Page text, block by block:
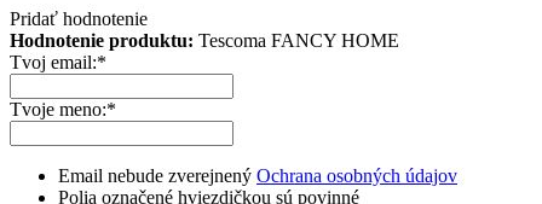
Pridať hodnotenie
Hodnotenie produktu: Tescoma FANCY HOME
Tvoj email:*
Tvoje meno:*
Email nebude zverejnený Ochrana osobných údajov
Polia označené hviezdičkou sú povinné